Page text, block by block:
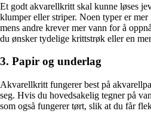
Et godt akvarellkritt skal kunne løses
klumper eller striper. Noen typer er mer
mens andre krever mer vann for å
du ønsker tydelige krittstrøk eller en
3. Papir og underlag
Akvarellkritt fungerer best på
seg. Hvis du hovedsakelig tegner på
som også fungerer tørt, slik at du får